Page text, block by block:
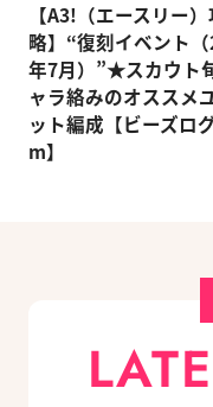
【A3!（エースリー）
略】“復刻イベント
年7月）”★スカウト
ャラ絡みのオススメ
ット編成【ビーズロ
m】